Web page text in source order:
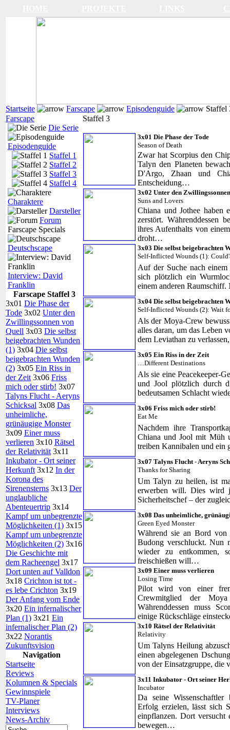
Startseite Farscape Episodenguide
Staffel
Farscape
Die Serie
Episodenguide
Staffel 1
Staffel 2
Staffel 3
Staffel 4
Charaktere
Darsteller
Forum
Farscape Specials
Deutschscape
Interview: David
Franklin
Farscape Staffel 3
3x01 Die Phase der
Tode 3x02 Unter den
Zwillingssonnen von
Quell 3x03 Die selbst
beigebrachten Wunden
(1) 3x04 Die selbst
beigebrachten Wunden
(2) 3x05 Ein Riss in
der Zeit 3x06 Friss
mich oder stirb! 3x07
Talyns Flucht - Aeryns
Schicksal 3x08 Das
unheimliche,
grünäugige Monster
3x09 Einer muss
verlieren 3x10 Rätsel
der Relativität 3x11
Inkubator - Ort seiner
Herkunft 3x12 In der
Korona des
Sirenensterns 3x13 Der
unglaubliche
Abenteuertrip 3x14
Kampf um unbegrenzte
Möglichkeiten (1) 3x15
Kampf um unbegrenzte
Möglichkeiten (2) 3x16
Die Geschichte mit
dem Racheengel 3x17
Dort unten auf Valldon
3x18 Crichton ist tot -
es lebe Crichton 3x19
Der Anfang vom Ende
3x20 Ein infernalischer
Plan (1) 3x21 Ein
infernalischer Plan (2)
3x22 Norantis
Zukunftsvision
Navigation
Startseite
Reviews
Kolumnen & Specials
Gewinnspiele
TV-Planer
Interviews
News-Archiv
Staffel 3
3x01 Die Phase der Tode
Season of Death
Zwar hat Scorpius den
Talyn den Planeten
D'Argo, Zhaan und
Entscheidung…
3x02 Unter den
Suns and Lovers
Chiana und Jothee
zerstört. Währenddessen
ihres Aufenthalts von
droht…
3x03 Die selbst beigebrachten
Self-Inflicted Wounds (1):
Auf der Suche nach
sich plötzlich ein
einem anderen
3x04 Die selbst beigebrachten
Self-Inflicted Wounds (2): Wait
Als der Moya-Crew
alles daran, um das Leben
dem Leviathan zu
3x05 Ein Riss in der Zeit
…Different Destinations
Als sie eine Peacekeeper-
und Jool plötzlich durch
bedeutsamen Schlacht
3x06 Friss mich oder stirb!
Eat Me
Nachdem ihre
Chiana und Jool mit Müh
treiben Kannibalen und
3x07 Talyns Flucht - Aeryns
Thanks for Sharing
Um Talyn zu heilen, ist
erwerben will. Dies wird
Sicherheitschef – der
3x08 Das unheimliche,
Green Eyed Monster
Während sie an Bord
Budong verschluckt. Nun
wieder zu entkommen,
freischießen will…
3x09 Einer muss verlieren
Losing Time
Pilot wird von einer
Crewmitglied der
Währenddessen muss
einige Rückschläge
3x10 Rätsel der Relativität
Relativity
Um Talyns Heilung
einen abgelegenen
von der Einsatzgruppe,
3x11 Inkubator - Ort seiner
Incubator
Da seine Wissenschaftler
Erfolg erzielen, lässt sich
einpflanzen. Dort versucht
bewegen…